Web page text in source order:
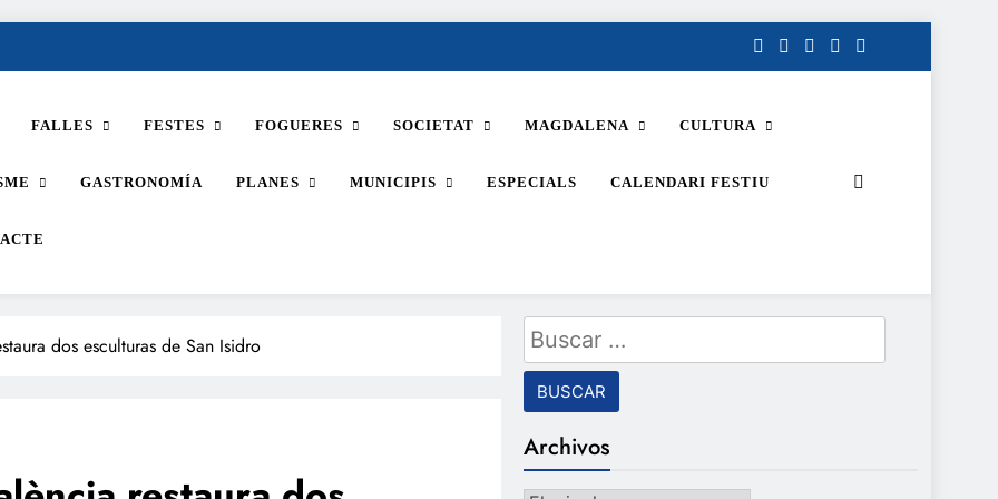
FALLES FESTES FOGUERES SOCIETAT MAGDALENA CULTURA
GASTRONOMÍA PLANES MUNICIPIS ESPECIALS CALENDARI FESTIU
dos esculturas de San Isidro
Buscar:
Archivos